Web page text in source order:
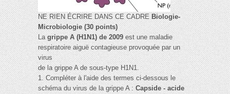
NE RIEN ÉCRIRE DANS CE CADREBiologie-
Microbiologie (30 points)
Lagrippe A (H1N1) de 2009est une maladie
respiratoire aiguë contagieuse provoquée par un
virus
de la grippe A de sous-type H1N1.
1. Compléter à l'aide des termes ci-dessous le
schéma du virus de la grippe A :Capside - acide